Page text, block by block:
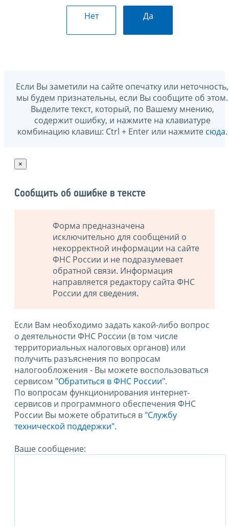
Нет Да
Если Вы заметили на сайте опечатку или неточность,
мы будем признательны, если Вы сообщите об этом.
Выделите текст, который, по Вашему мнению,
содержит ошибку, и нажмите на клавиатуре
комбинацию клавиш: Ctrl + Enter или нажмите сюда.
×
Сообщить об ошибке в тексте
Форма предназначена
исключительно для сообщений о
некорректной информации на сайте
ФНС России и не подразумевает
обратной связи. Информация
направляется редактору сайта ФНС
России для сведения.
Если Вам необходимо задать какой-либо вопрос
о деятельности ФНС России (в том числе
территориальных налоговых органов) или
получить разъяснения по вопросам
налогообложения - Вы можете воспользоваться
сервисом "Обратиться в ФНС России".
По вопросам функционирования интернет-
сервисов и программного обеспечения ФНС
России Вы можете обратиться в "Службу
технической поддержки".
Ваше сообщение: